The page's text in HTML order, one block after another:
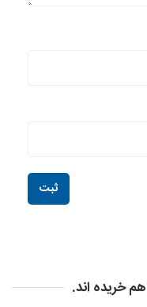
خریده اند.